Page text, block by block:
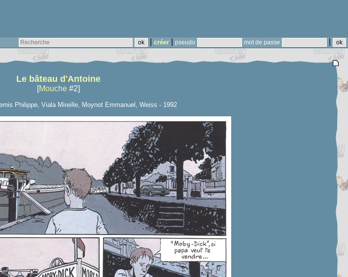
créer pseudo mot de passe
Le bâteau d'Antoine
[Mouche #2]
Philippe, Viala Mireille, Moynot Emmanuel, Weiss - 1992